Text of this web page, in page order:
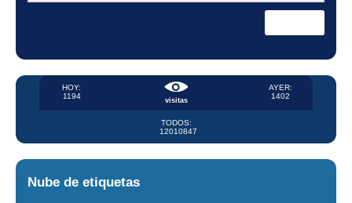
visitas
HOY:
1194
AYER:
1402
TODOS:
12010847
Nube de etiquetas